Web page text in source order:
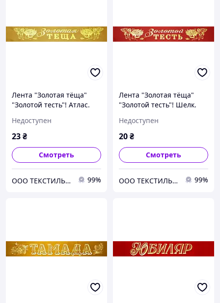
Лента "Золотая тёща"
"Золотой тесть"! Атлас.
ассортименте).
Недоступен
23₴
Смотреть
ООО ТЕКСТИЛЬ ГРУП 99%
Лента "Золотая тёща"
"Золотой тесть"! Шелк.
Недоступен
20₴
Смотреть
ООО ТЕКСТИЛЬ ГРУП 99%